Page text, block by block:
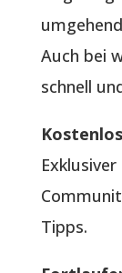
Auch bei
schnell
Tipps.